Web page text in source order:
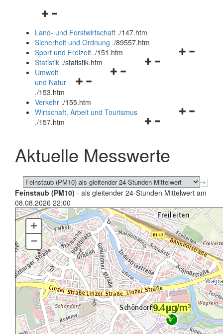
Navigationsmenü
und
schließen
Land- und Forstwirtschaft ./147.htm
Sicherheit und Ordnung ./89557.htm
Navigationsmenü
Sport und Freizeit ./151.htm
Navigationsmenü
Statistik ./statistik.htm
Navigationsmenü
und
schließen
Umwelt
und Natur
./153.htm
Verkehr ./155.htm
Navigationsmenü
schließen
Wirtschaft, Arbeit und Tourismus
./157.htm
Aktuelle Messwerte
Feinstaub (PM10) - als gleitender 24-Stunden Mittelwert am
08.08.2026 22:00
+
–